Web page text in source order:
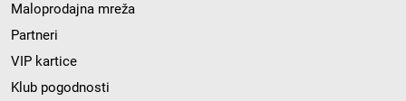
Maloprodajna mreža
Partneri
VIP kartice
Klub pogodnosti